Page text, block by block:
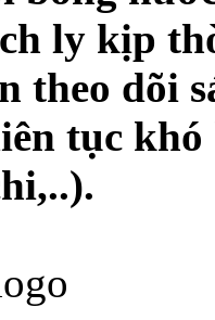
ly kịp
theo dõi
tục